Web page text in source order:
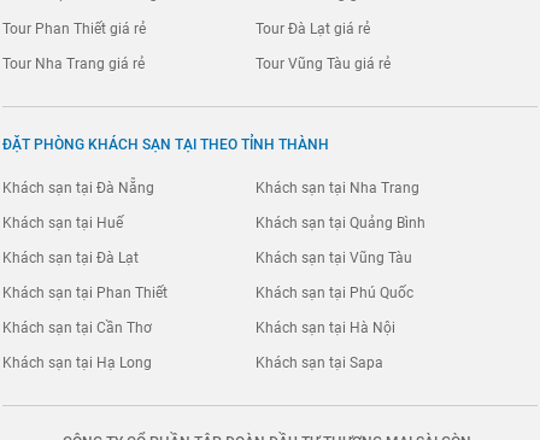
Tour Phan Thiết giá rẻ Tour Đà Lạt giá rẻ
Tour Nha Trang giá rẻ Tour Vũng Tàu giá rẻ
ĐẶT PHÒNG KHÁCH SẠN TẠI THEO TỈNH THÀNH
Khách sạn tại Đà Nẵng
Khách sạn tại Huế
Khách sạn tại Nha Trang
Khách sạn tại Quảng Bình
Khách sạn tại Đà Lạt
Khách sạn tại Phan Thiết
Khách sạn tại Vũng Tàu
Khách sạn tại Phú Quốc
Khách sạn tại Cần Thơ
Khách sạn tại Hạ Long
Khách sạn tại Hà Nội
Khách sạn tại Sapa